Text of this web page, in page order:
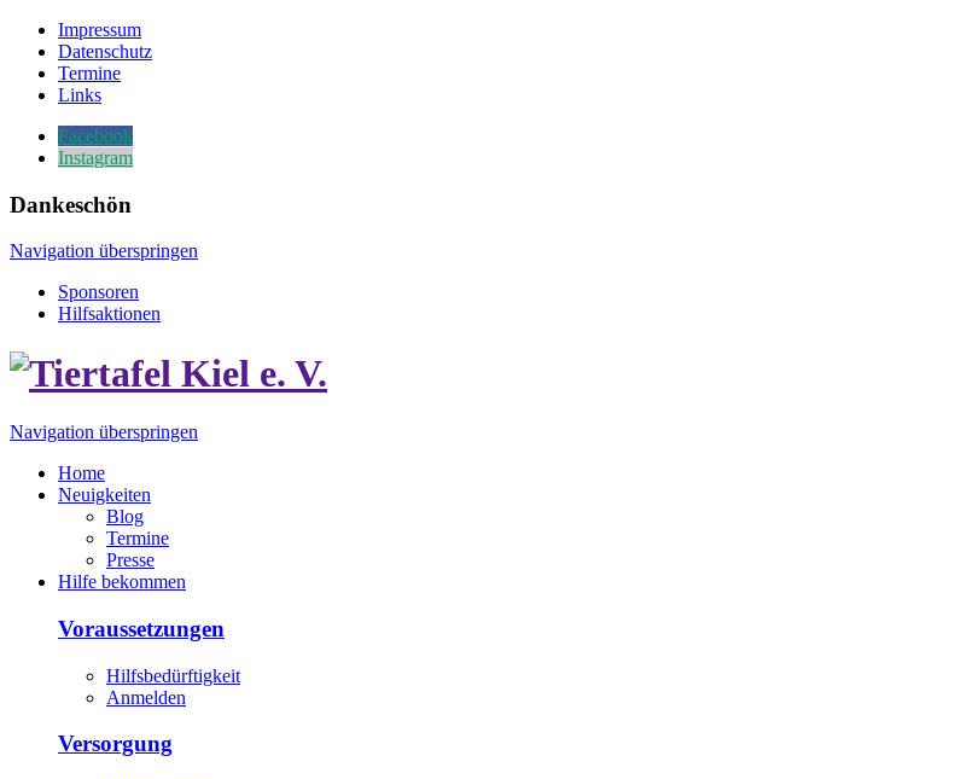
Impressum
Datenschutz
Termine
Links
Facebook
Instagram
Dankeschön
Navigation überspringen
Sponsoren
Hilfsaktionen
Navigation überspringen
Home
Neuigkeiten
Blog
Termine
Presse
Hilfe bekommen
Voraussetzungen
Hilfsbedürftigkeit
Anmelden
Versorgung